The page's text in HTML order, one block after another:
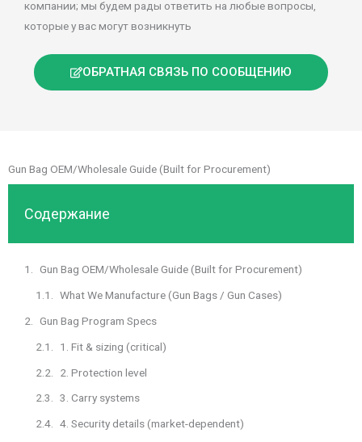
компании; мы будем рады ответить на любые вопросы,
которые у вас могут возникнуть
ОБРАТНАЯ СВЯЗЬ ПО СООБЩЕНИЮ
Gun Bag OEM/Wholesale Guide (Built for Procurement)
Содержание
Gun Bag OEM/Wholesale Guide (Built for Procurement)
What We Manufacture (Gun Bags / Gun Cases)
Gun Bag Program Specs
1. Fit & sizing (critical)
2. Protection level
3. Carry systems
4. Security details (market-dependent)